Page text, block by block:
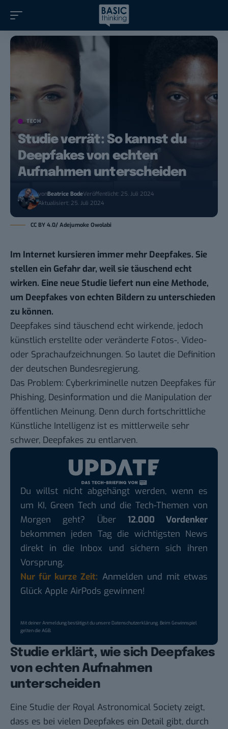
TECH
Studie verrät: So kannst du
Deepfakes von echten
Aufnahmen unterscheiden
vonBeatrice BodeVeröffentlicht: 25. Juli 2024
Aktualisiert: 25. Juli 2024
CC BY 4.0/ Adejumoke Owolabi
Im Internet kursieren immer mehr Deepfakes. Sie
stellen ein Gefahr dar, weil sie täuschend echt
wirken. Eine neue Studie liefert nun eine Methode,
um Deepfakes von echten Bildern zu unterschieden
zu können.
Deepfakes sind täuschend echt wirkende, jedoch
künstlich erstellte oder veränderte Fotos-, Video-
oder Sprachaufzeichnungen. So lautet die Definition
der deutschen Bundesregierung.
Das Problem: Cyberkriminelle nutzen Deepfakes für
Phishing, Desinformation und die Manipulation der
öffentlichen Meinung. Denn durch fortschrittliche
Künstliche Intelligenz ist es mittlerweile sehr
schwer, Deepfakes zu entlarven.
Du willst nicht abgehängt werden, wenn es
um KI, Green Tech und die Tech-Themen von
Morgen geht? Über 12.000 Vordenker
bekommen jeden Tag die wichtigsten News
direkt in die Inbox und sichern sich ihren
Vorsprung.
Nur für kurze Zeit: Anmelden und mit etwas
Glück Apple AirPods gewinnen!
Mit deiner Anmeldung bestätigst du unsereDatenschutzerklärung. Beim Gewinnspiel
gelten dieAGB.
Studie erklärt, wie sich Deepfakes
von echten Aufnahmen
unterscheiden
Eine Studie der Royal Astronomical Society zeigt,
dass es bei vielen Deepfakes ein Detail gibt, durch